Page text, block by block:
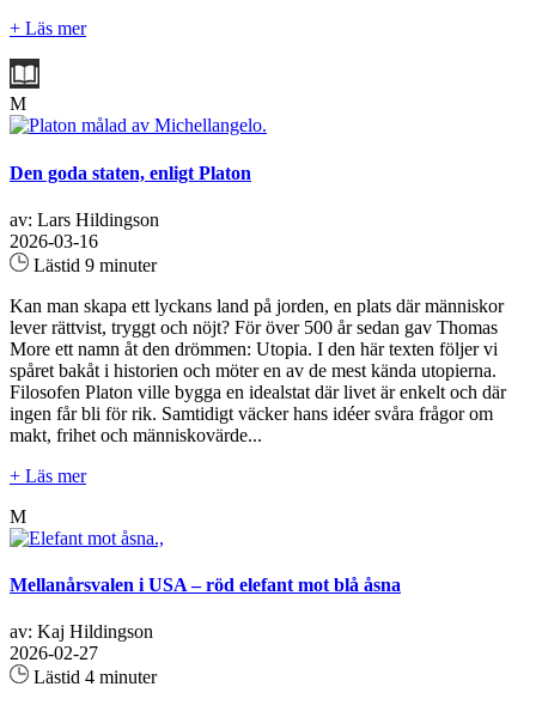
+ Läs mer
M
Den goda staten, enligt Platon
av: Lars Hildingson
2026-03-16
Lästid 9 minuter
Kan man skapa ett lyckans land på jorden, en plats där människor
lever rättvist, tryggt och nöjt? För över 500 år sedan gav Thomas
More ett namn åt den drömmen: Utopia. I den här texten följer vi
spåret bakåt i historien och möter en av de mest kända utopierna.
Filosofen Platon ville bygga en idealstat där livet är enkelt och där
ingen får bli för rik. Samtidigt väcker hans idéer svåra frågor om
makt, frihet och människovärde...
+ Läs mer
M
Mellanårsvalen i USA – röd elefant mot blå åsna
av: Kaj Hildingson
2026-02-27
Lästid 4 minuter